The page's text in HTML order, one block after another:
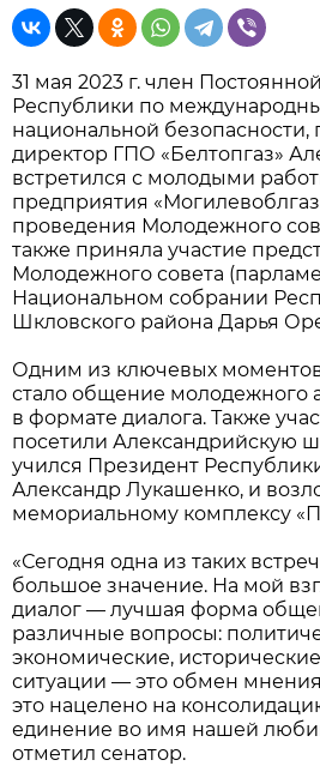
31 мая 2023 г. член
Республики по
национальной безопасности,
директор ГПО «Белтопгаз»
встретился с молодыми
предприятия
проведения Молодежного
также приняла участие
Молодежного совета
Национальном собрании
Шкловского района Дарья
Одним из ключевых
стало общение молодежного
в формате диалога. Также
посетили Александрийскую
учился Президент
Александр Лукашенко, и
мемориальному комплексу
«Сегодня одна из таких
большое значение. На мой
диалог — лучшая форма
различные вопросы:
экономические,
ситуации — это обмен
это нацелено на
единение во имя нашей
отметил сенатор.